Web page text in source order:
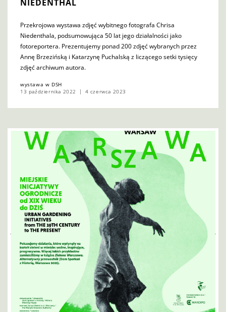
NIEDENTHAL
Przekrojowa wystawa zdjęć wybitnego fotografa Chrisa
Niedenthala, podsumowująca 50 lat jego działalności jako
fotoreportera. Prezentujemy ponad 200 zdjęć wybranych przez
Annę Brzezińską i Katarzynę Puchalską z liczącego setki tysięcy
zdjęć archiwum autora.
wystawa w DSH
13 października 2022
4 czerwca 2023